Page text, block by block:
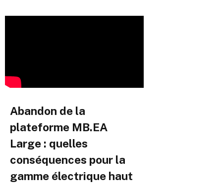
Abandon de la
plateforme MB.EA
Large : quelles
conséquences pour la
gamme électrique haut